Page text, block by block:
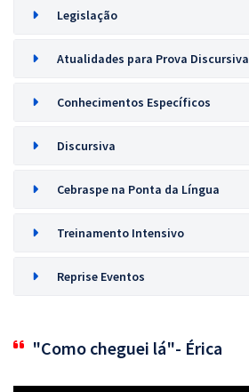
Legislação
Atualidades para Prova Discursiva
Conhecimentos Específicos
Discursiva
Cebraspe na Ponta da Língua
Treinamento Intensivo
Reprise Eventos
"Como cheguei lá"- Érica